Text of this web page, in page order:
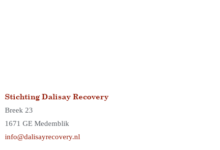
Stichting Dalisay Recovery
Breek 23
1671 GE Medemblik
info@dalisayrecovery.nl